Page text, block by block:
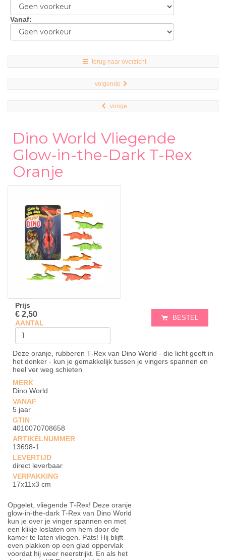
Vanaf:
terug naar overzicht
volgende
vorige
Dino World Vliegende
Glow-in-the-Dark T-Rex
Oranje
Prijs
€ 2,50
AANTAL
BESTEL
Deze oranje, rubberen T-Rex van Dino World - die licht geeft in
het donker - kun je gemakkelijk tussen je vingers spannen en
heel ver weg schieten
MERK
Dino World
VANAF
5 jaar
GTIN
4010070708658
ARTIKELNUMMER
13698-1
LEVERTIJD
direct leverbaar
VERPAKKING
17x11x3 cm
Opgelet, vliegende T-Rex! Deze oranje
glow-in-the-dark T-Rex van Dino World
kun je over je vinger spannen en met
een klikje loslaten om hem door de
kamer te laten vliegen. Pats! Hij blijft
even plakken op een glad oppervlak
voordat hij weer neerstrijkt. En als het